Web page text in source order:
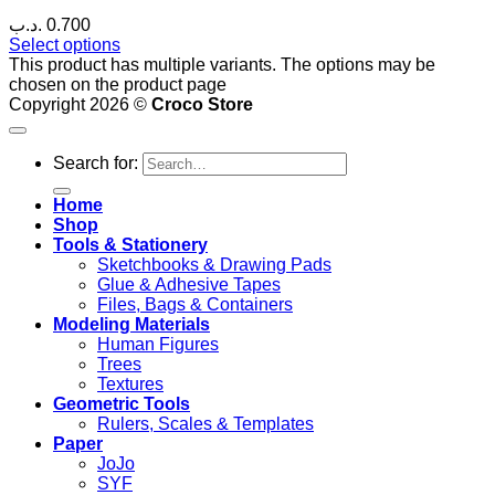
0.700 .د.ب
Select options
This product has multiple variants. The options may be
chosen on the product page
Copyright 2026 © Croco Store
Search for:
Home
Shop
Tools & Stationery
Sketchbooks & Drawing Pads
Glue & Adhesive Tapes
Files, Bags & Containers
Modeling Materials
Human Figures
Trees
Textures
Geometric Tools
Rulers, Scales & Templates
Paper
JoJo
SYF